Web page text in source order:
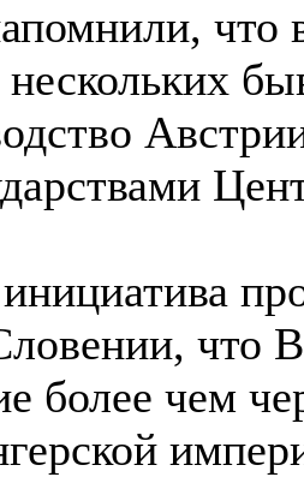
что
нескольких
что
более чем